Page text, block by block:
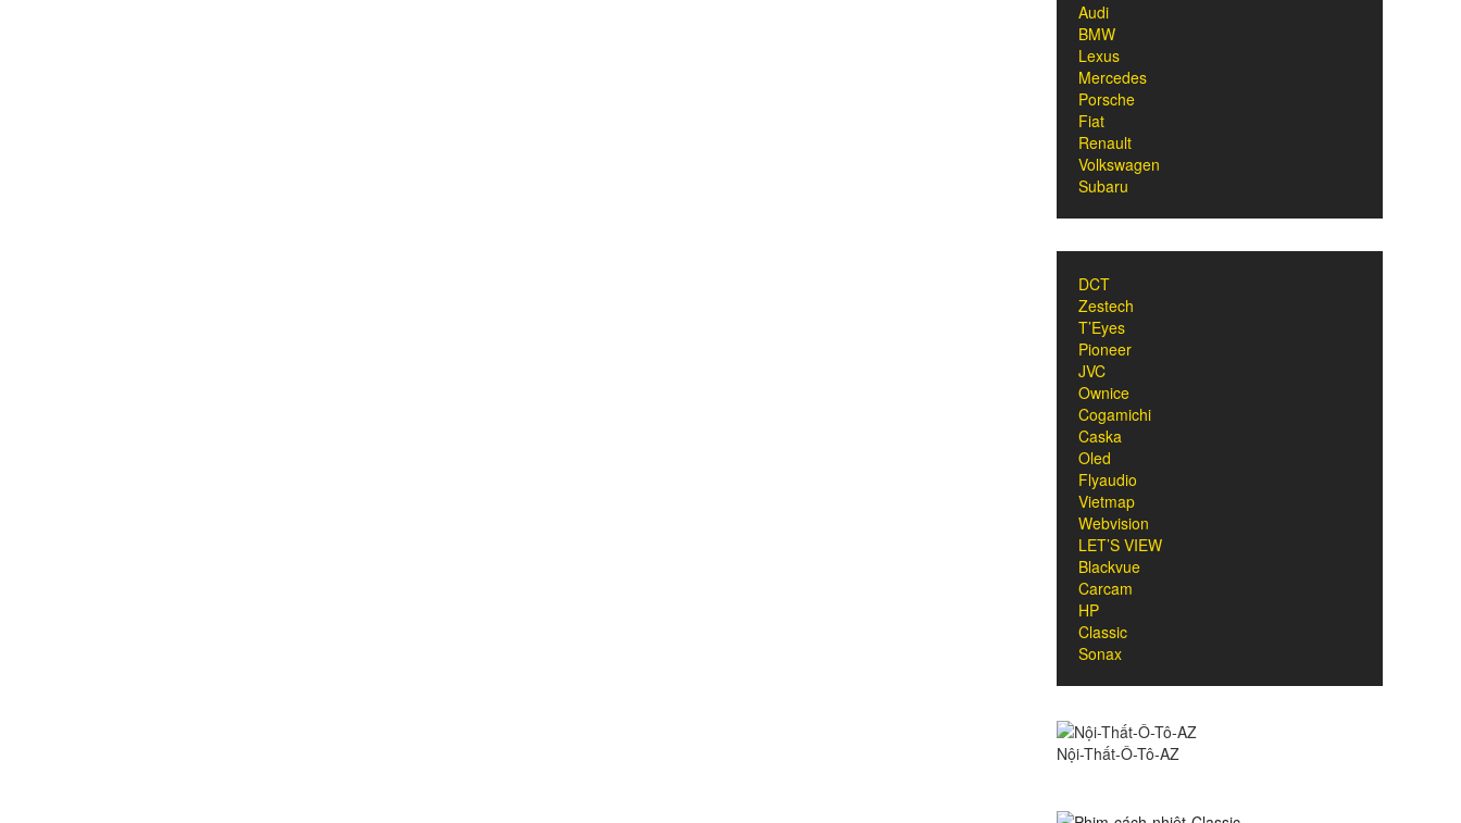
Audi
BMW
Lexus
Mercedes
Porsche
Fiat
Renault
Volkswagen
Subaru
DCT
Zestech
T’Eyes
Pioneer
JVC
Ownice
Cogamichi
Caska
Oled
Flyaudio
Vietmap
Webvision
LET’S VIEW
Blackvue
Carcam
HP
Classic
Sonax
Nội-Thất-Ô-Tô-AZ